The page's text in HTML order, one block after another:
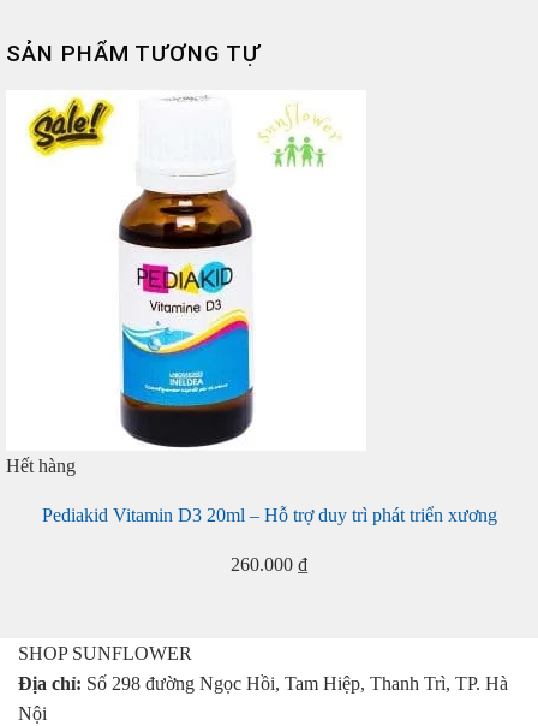
SẢN PHẨM TƯƠNG TỰ
Hết hàng
Pediakid Vitamin D3 20ml – Hỗ trợ duy trì phát triển xương
260.000 ₫
SHOP SUNFLOWER
Địa chỉ: Số 298 đường Ngọc Hồi, Tam Hiệp, Thanh Trì, TP. Hà
Nội